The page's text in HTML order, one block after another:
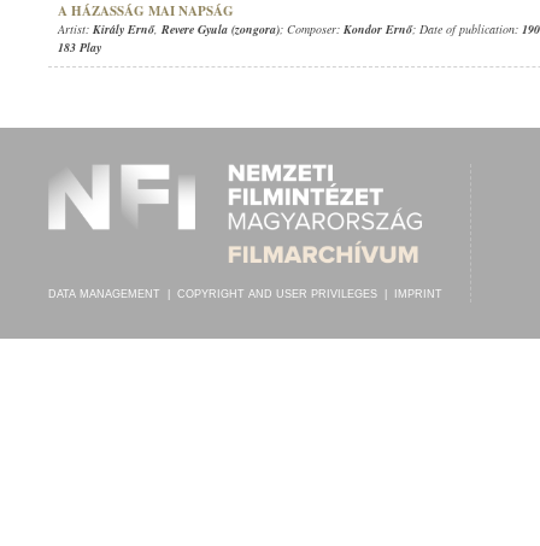
A HÁZASSÁG MAI NAPSÁG
Artist: Király Ernő, Revere Gyula (zongora); Composer: Kondor Ernő; Date of publication:
183 Play
DATA MANAGEMENT COPYRIGHT AND USER PRIVILEGES IMPRINT